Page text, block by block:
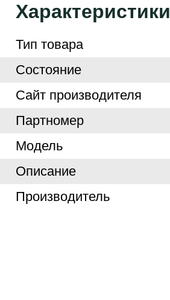
Характеристики
Тип товара
Cостояние
Cайт производителя
Партномер
Модель
Описание
Производитель